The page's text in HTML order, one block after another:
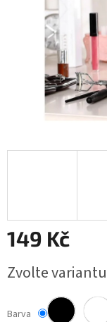
149 Kč
cena:
Zvolte variantu
Barva